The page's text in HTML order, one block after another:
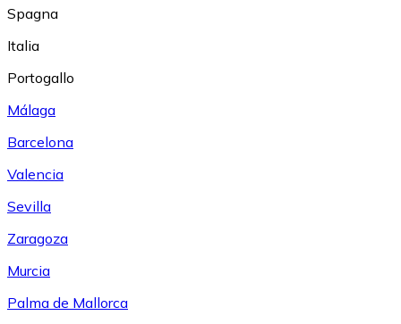
Spagna
Italia
Portogallo
Málaga
Barcelona
Valencia
Sevilla
Zaragoza
Murcia
Palma de Mallorca